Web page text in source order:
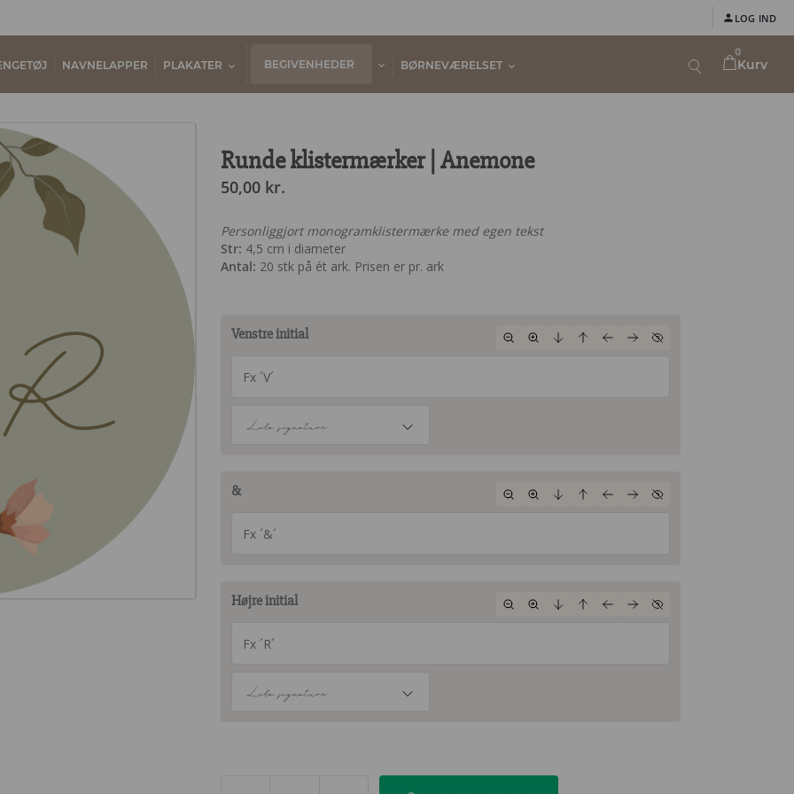
LOG IND
0
Kurv
NAVNELAPPER PLAKATER BEGIVENHEDER BØRNEVÆRELSET
Runde klistermærker | Anemone
50,00 kr.
Personliggjort monogramklistermærke med egen tekst
Str: 4,5 cm i diameter
Antal: 20 stk på ét ark. Prisen er pr. ark
Venstre initial
Lola signature
&
Højre initial
Lola signature